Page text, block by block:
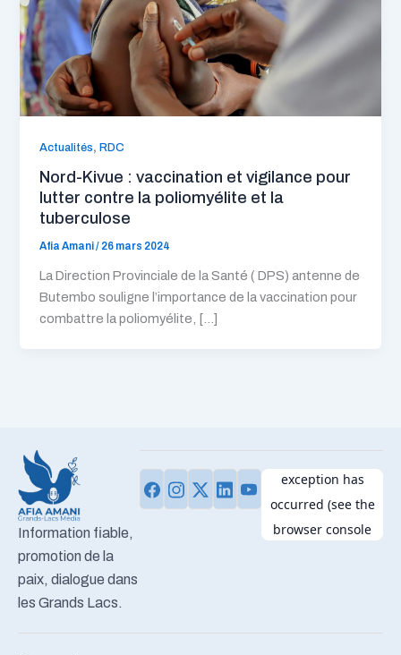
Actualités,RDC
Nord-Kivue : vaccination et vigilance pour
lutter contre la poliomyélite et la
tuberculose
Afia Amani/ 26 mars 2024
La Direction Provinciale de la Santé ( DPS) antenne de
Butembo souligne l’importance de la vaccination pour
combattre la poliomyélite, […]
Information fiable,
promotion de la
paix, dialogue dans
les Grands Lacs.